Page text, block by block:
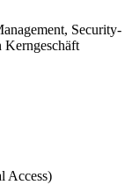
Security-
Kerngeschäft
Access)